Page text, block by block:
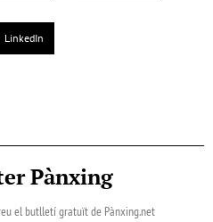
LinkedIn
Pànxing
el butlletí gratuït de Pànxing.net​